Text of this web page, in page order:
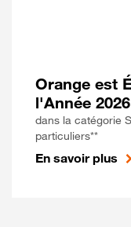
Orange est
l'Année 2026
dans la catégorie
particuliers**
En savoir plus